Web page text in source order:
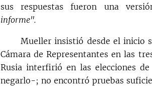
sus respuestas fueron una
informe".
Mueller insistió desde el inicio
Cámara de Representantes en las
Rusia interfirió en las elecciones
negarlo-; no encontró pruebas